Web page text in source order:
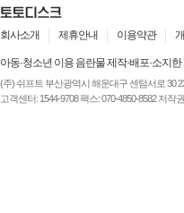
회사소개
제휴안내 이용약관
아동·청소년 이용 음란물 제작·배포·소지
(주) 쉬프트 부산광역시 해운대구 센텀서로 30
고객센터: 1544-9708 팩스: 070-4850-8582 저작